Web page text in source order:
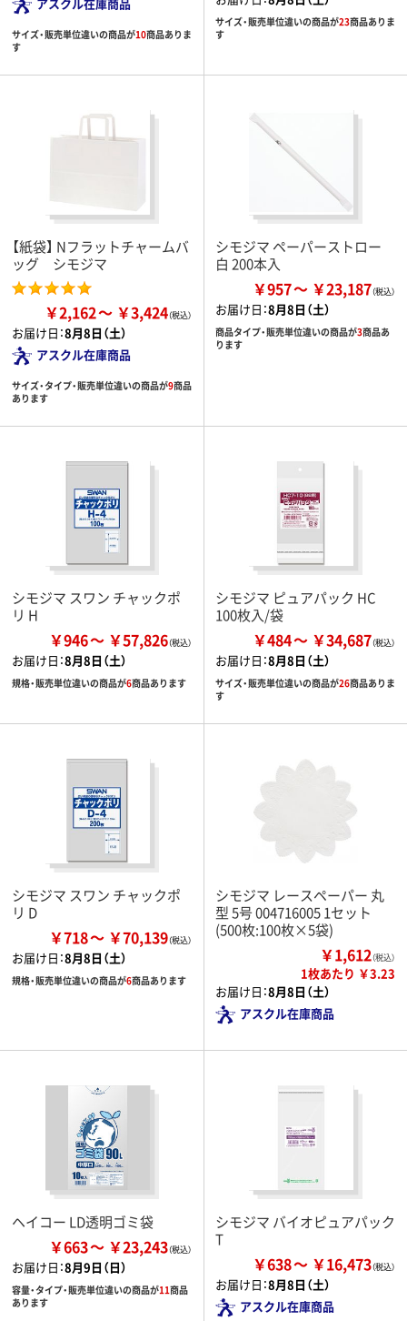
サイズ・販売単位違いの商品が10商品ありま
す
サイズ・販売単位違いの商品が23商品ありま
す
【紙袋】 Nフラットチャームバ
ッグ シモジマ
￥2,162 ￥3,424
お届け日：8月8日（土）
アスクル在庫商品
サイズ・タイプ・販売単位違いの商品が9商品
あります
シモジマ ペーパーストロー
白 200本入
￥957 ￥23,187
お届け日：8月8日（土）
商品タイプ・販売単位違いの商品が3商品あ
ります
シモジマ スワン チャックポ
リ H
￥946 ￥57,826
お届け日：8月8日（土）
規格・販売単位違いの商品が6商品あります
シモジマ ピュアパック HC
100枚入/袋
￥484 ￥34,687
お届け日：8月8日（土）
サイズ・販売単位違いの商品が26商品ありま
す
シモジマ スワン チャックポ
リ D
￥718 ￥70,139
お届け日：8月8日（土）
規格・販売単位違いの商品が6商品あります
シモジマ レースペーパー 丸
型 5号 004716005 1セット
(500枚:100枚×5袋)
￥1,612（税込）
1枚あたり ￥3.23
お届け日：8月8日（土）
アスクル在庫商品
ヘイコー LD透明ゴミ袋
￥663 ￥23,243
お届け日：8月9日（日）
容量・タイプ・販売単位違いの商品が11商品
あります
シモジマ バイオピュアパック
T
￥638 ￥16,473
お届け日：8月8日（土）
アスクル在庫商品